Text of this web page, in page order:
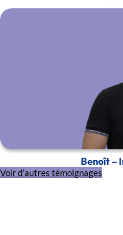
Benoît –
Voir d’autres témoignages